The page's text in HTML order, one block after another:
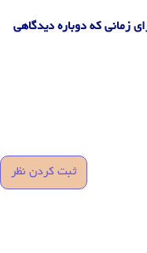
زمانی که دوباره دیدگاهی